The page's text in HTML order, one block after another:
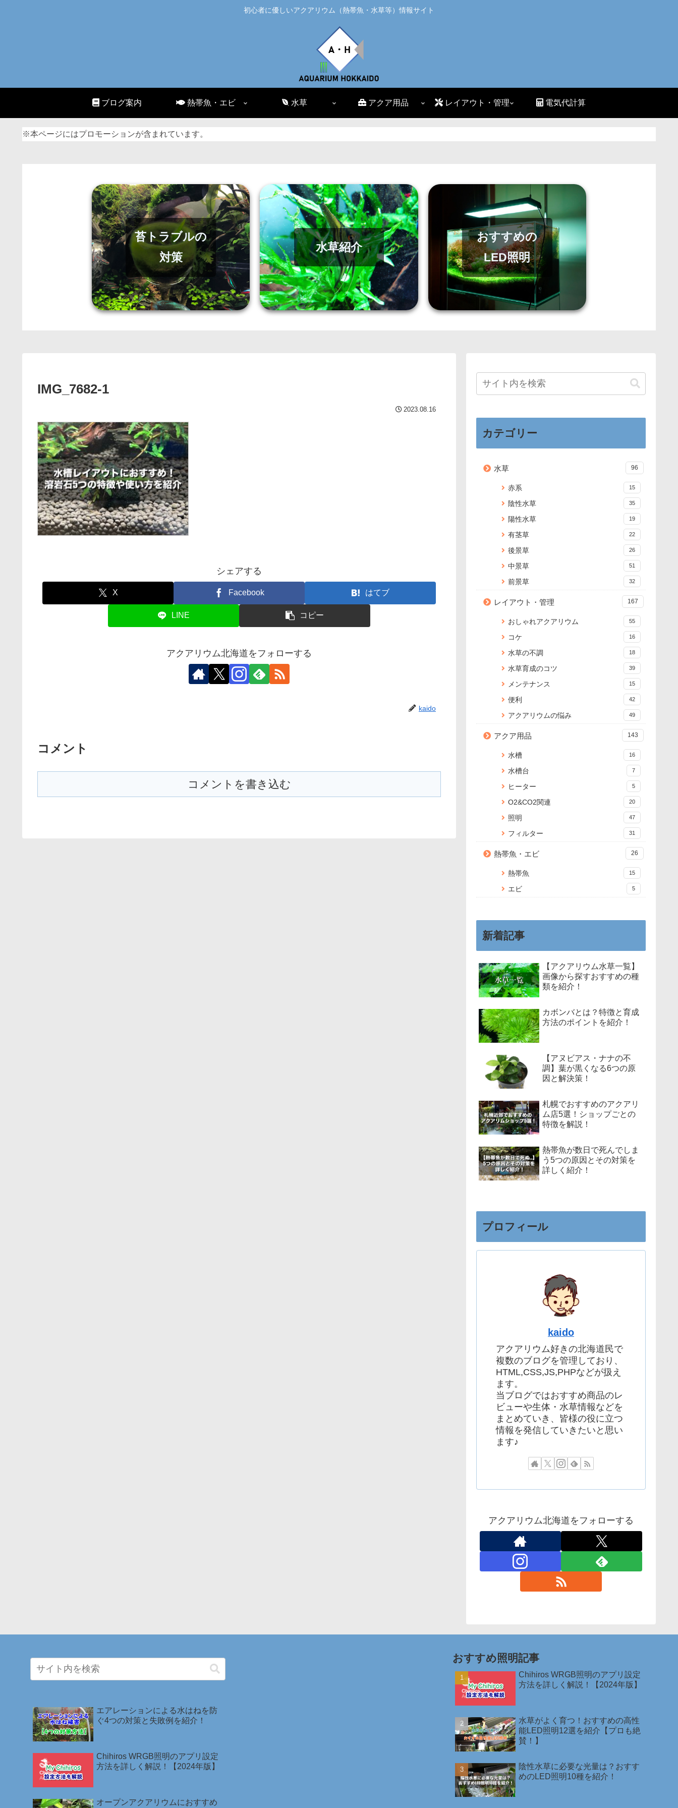
初心者に優しいアクアリウム（熱帯魚・水草等）情報サイト
ブログ案内 熱帯魚・エビ 水草 アクア用品 レイアウト・管理 電気代計算
※本ページにはプロモーションが含まれています。
苔トラブルの
対策
水草紹介
おすすめの
LED照明
IMG_7682-1
2023.08.16
シェアする
X Facebook はてブ
LINE コピー
アクアリウム北海道をフォローする
kaido
コメント
コメントを書き込む
カテゴリー
水草 96
赤系 15
陰性水草 35
陽性水草 19
有茎草 22
後景草 26
中景草 51
前景草 32
レイアウト・管理 167
おしゃれアクアリウム 55
コケ 16
水草の不調 18
水草育成のコツ 39
メンテナンス 15
便利 42
アクアリウムの悩み 49
アクア用品 143
水槽 16
水槽台 7
ヒーター 5
O2&CO2関連 20
照明 47
フィルター 31
熱帯魚・エビ 26
熱帯魚 15
エビ 5
新着記事
【アクアリウム水草一覧】
画像から探すおすすめの種
類を紹介！
カボンバとは？特徴と育成
方法のポイントを紹介！
【アヌビアス・ナナの不
調】葉が黒くなる6つの原
因と解決策！
札幌でおすすめのアクアリ
ム店5選！ショップごとの
特徴を解説！
熱帯魚が数日で死んでしま
う5つの原因とその対策を
詳しく紹介！
プロフィール
kaido
アクアリウム好きの北海道民で
複数のブログを管理しており、
HTML,CSS,JS,PHPなどが扱え
ます。
当ブログではおすすめ商品のレ
ビューや生体・水草情報などを
まとめていき、皆様の役に立つ
情報を発信していきたいと思い
ます♪
アクアリウム北海道をフォローする
エアレーションによる水はねを防
ぐ4つの対策と失敗例を紹介！
Chihiros WRGB照明のアプリ設定
方法を詳しく解説！【2024年版】
オープンアクアリウムにおすすめ
おすすめ照明記事
Chihiros WRGB照明のアプリ設定
方法を詳しく解説！【2024年版】
水草がよく育つ！おすすめの高性
能LED照明12選を紹介【プロも絶
賛！】
陰性水草に必要な光量は？おすす
めのLED照明10種を紹介！￼